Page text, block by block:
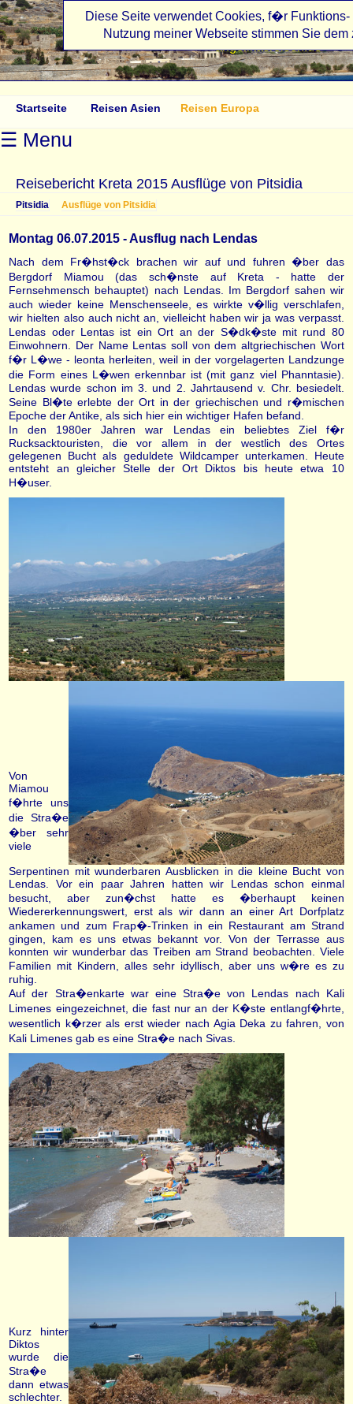
angelikasreisen.de
Startseite Reisen Asien Reisen Europa
☰ Menu
Reisebericht Kreta 2015 Ausflüge von Pitsidia
Pitsidia Ausflüge von Pitsidia
Montag 06.07.2015 - Ausflug nach Lendas
Nach dem Fr�hst�ck brachen wir auf und fuhren �ber das
Bergdorf Miamou (das sch�nste auf Kreta - hatte der
Fernsehmensch behauptet) nach Lendas. Im Bergdorf sahen wir
auch wieder keine Menschenseele, es wirkte v�llig verschlafen,
wir hielten also auch nicht an, vielleicht haben wir ja was verpasst.
Lendas oder Lentas ist ein Ort an der S�dk�ste mit rund 80
Einwohnern. Der Name Lentas soll von dem altgriechischen Wort
f�r L�we - leonta herleiten, weil in der vorgelagerten Landzunge
die Form eines L�wen erkennbar ist (mit ganz viel Phanntasie).
Lendas wurde schon im 3. und 2. Jahrtausend v. Chr. besiedelt.
Seine Bl�te erlebte der Ort in der griechischen und r�mischen
Epoche der Antike, als sich hier ein wichtiger Hafen befand.
In den 1980er Jahren war Lendas ein beliebtes Ziel f�r
Rucksacktouristen, die vor allem in der westlich des Ortes
gelegenen Bucht als geduldete Wildcamper unterkamen. Heute
entsteht an gleicher Stelle der Ort Diktos bis heute etwa 10
H�user.
Von
Miamou
f�hrte uns
die Stra�e
�ber sehr
viele
Serpentinen mit wunderbaren Ausblicken in die kleine Bucht von
Lendas. Vor ein paar Jahren hatten wir Lendas schon einmal
besucht, aber zun�chst hatte es �berhaupt keinen
Wiedererkennungswert, erst als wir dann an einer Art Dorfplatz
ankamen und zum Frap�-Trinken in ein Restaurant am Strand
gingen, kam es uns etwas bekannt vor. Von der Terrasse aus
konnten wir wunderbar das Treiben am Strand beobachten. Viele
Familien mit Kindern, alles sehr idyllisch, aber uns w�re es zu
ruhig.
Auf der Stra�enkarte war eine Stra�e von Lendas nach Kali
Limenes eingezeichnet, die fast nur an der K�ste entlangf�hrte,
wesentlich k�rzer als erst wieder nach Agia Deka zu fahren, von
Kali Limenes gab es eine Stra�e nach Sivas.
Kurz hinter
Diktos
wurde die
Stra�e
dann etwas
schlechter.
Diese Seite verwendet Cookies, f�r
Nutzung meiner Webseite stimmen Sie